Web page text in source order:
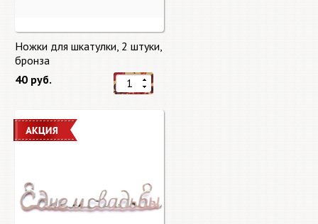
Ножки для шкатулки, 2 штуки,
бронза
40 руб.